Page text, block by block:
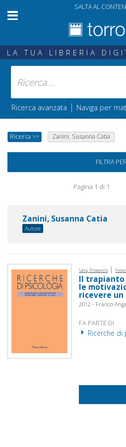
SALTA AL
LA TUA LIBRERIA
Ricerca avanzata | Naviga per
Ricerca >> Zanini, Susanna Catia
FILTRA
Pagina 1 di 1
Zanini, Susanna Catia
Autore
Saita, Emanuela |
Il trapianto
le
ricevere un
2012 - Franco
FA PARTE DI
Ricerche di